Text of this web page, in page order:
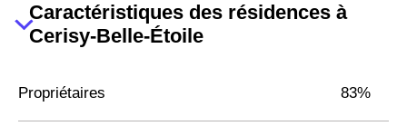
Caractéristiques des résidences à
Cerisy-Belle-Étoile
Propriétaires 83%